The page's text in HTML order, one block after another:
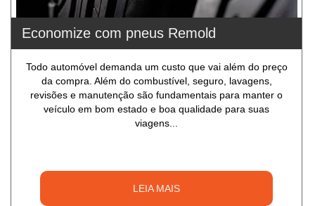
Economize com pneus Remold
Todo automóvel demanda um custo que vai além do preço
da compra. Além do combustível, seguro, lavagens,
revisões e manutenção são fundamentais para manter o
veículo em bom estado e boa qualidade para suas
viagens...
LEIA MAIS